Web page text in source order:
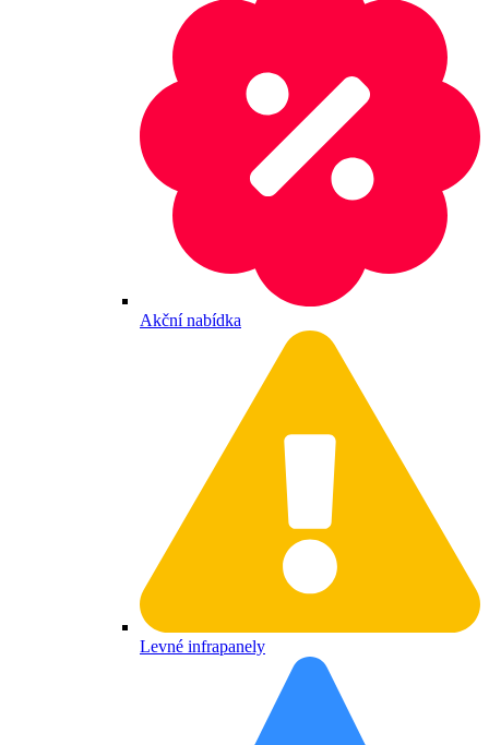
Akční nabídka
Levné infrapanely